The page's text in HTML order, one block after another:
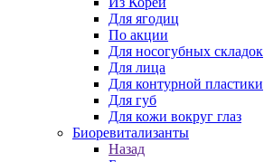
Для ягодиц
По акции
Для носогубных складок
Для лица
Для контурной пластики
Для губ
Для кожи вокруг глаз
Биоревитализанты
Назад